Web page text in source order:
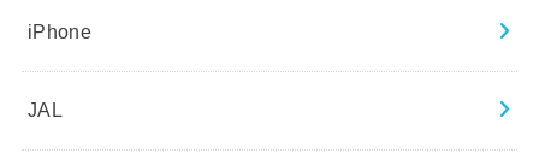
iPhone
JAL